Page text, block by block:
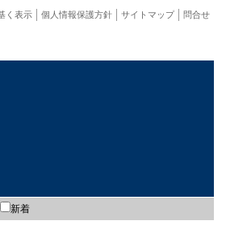
問合せ
サイトマップ
個人情報保護方針
く表示
新着